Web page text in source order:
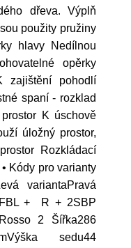
dřeva. Výplň
použity pružiny
hlavy Nedílnou
opěrky
zajištění pohodlí
spaní - rozklad
K úschově
úložný prostor,
Rozkládací
Kódy pro varianty
variantaPravá
+ R + 2SBP
2 Šířka286
sedu44